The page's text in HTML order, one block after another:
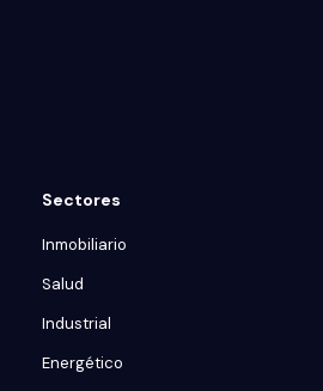
Sectores
Inmobiliario
Salud
Industrial
Energético